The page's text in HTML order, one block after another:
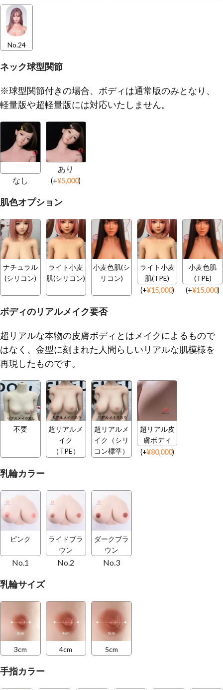
No.24
ネック球型関節
※球型関節付きの場合、ボディは通常版のみとなり、
軽量版や超軽量版には対応いたしません。
なし
あり
(+¥5,000)
肌色オプション
ナチュラル
(シリコン)
ライト小麦
肌(シリコン)
小麦色肌(シ
リコン)
ライト小麦
肌(TPE)
(+¥15,000)
小麦色肌
(TPE)
(+¥15,000)
ボディのリアルメイク要否
超リアルな本物の皮膚ボディとはメイクによるもので
はなく、金型に刻まれた人間らしいリアルな肌模様を
再現したものです。
不要
超リアルメ
イク
（TPE）
超リアルメ
イク（シリ
コン標準）
超リアル皮
膚ボディ
(+¥80,000)
乳輪カラー
ピンク
No.1
ライドブラ
ウン
No.2
ダークブラ
ウン
No.3
乳輪サイズ
3cm 4cm 5cm
手指カラー